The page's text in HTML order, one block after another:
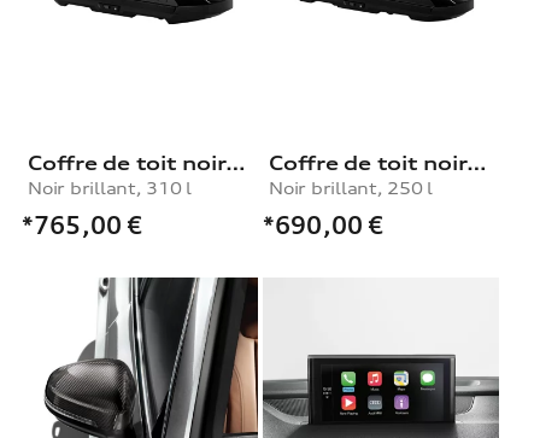
Coffre de toit noir brillant, 310 l
Noir brillant, 310 l
*765,00 €
Coffre de toit noir brillant, 250 l
Noir brillant, 250 l
*690,00 €